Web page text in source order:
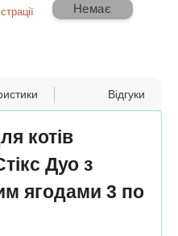
Немає
Відгуки
котів
Дуо з
ягодами 3 по